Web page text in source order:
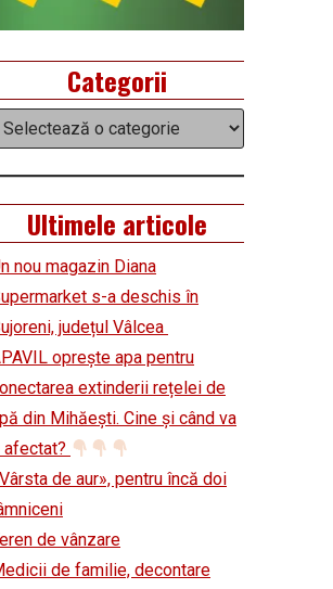
Categorii
Ultimele articole
nou magazin Diana
s-a deschis în
județul Vâlcea
oprește apa pentru
extinderii rețelei de
din Mihăești. Cine și când va
afectat?
de aur», pentru încă doi
de vânzare
de familie, decontare